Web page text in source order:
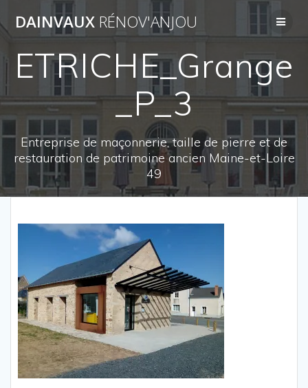
Passer
au
contenu
DAINVAUX RÉNOV'ANJOU
ETRICHE_Grange
_P_3
Entreprise de maçonnerie, taille de pierre et de
restauration de patrimoine ancien Maine-et-Loire
49